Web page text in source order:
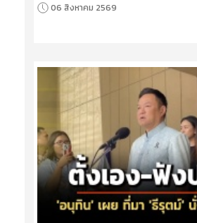
06 สิงหาคม 2569